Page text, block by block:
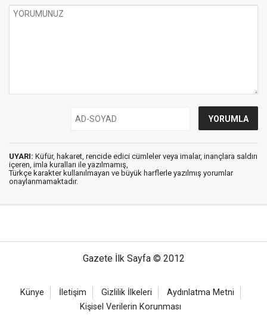
UYARI: Küfür, hakaret, rencide edici cümleler veya imalar, inançlara saldırı
içeren, imla kuralları ile yazılmamış,
Türkçe karakter kullanılmayan ve büyük harflerle yazılmış yorumlar
onaylanmamaktadır.
Gazete İlk Sayfa © 2012
Künye İletişim Gizlilik İlkeleri
Aydınlatma Metni
Kişisel Verilerin Korunması